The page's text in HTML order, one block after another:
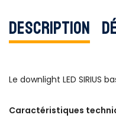
Description
Le downlight LED
Caractéristiques